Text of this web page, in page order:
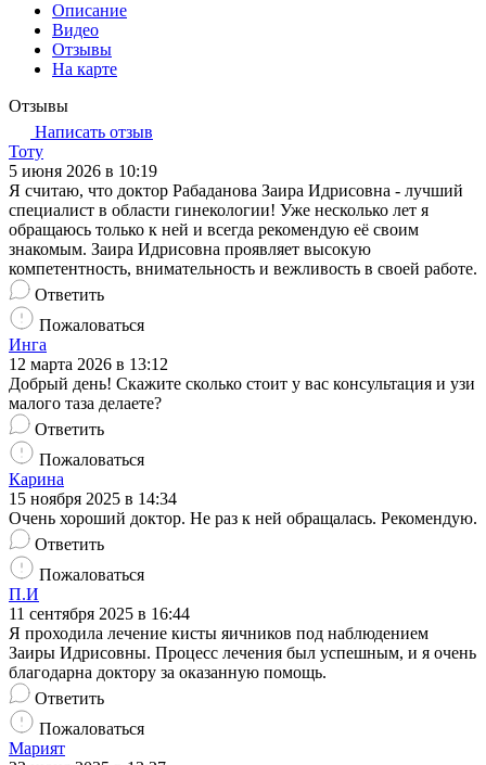
Описание
Видео
Отзывы
На карте
Отзывы
Написать отзыв
Тоту
5 июня 2026 в 10:19
Я считаю, что доктор Рабаданова Заира Идрисовна - лучший
специалист в области гинекологии! Уже несколько лет я
обращаюсь только к ней и всегда рекомендую её своим
знакомым. Заира Идрисовна проявляет высокую
компетентность, внимательность и вежливость в своей работе.
Ответить
Пожаловаться
Инга
12 марта 2026 в 13:12
Добрый день! Скажите сколько стоит у вас консультация и узи
малого таза делаете?
Ответить
Пожаловаться
Карина
15 ноября 2025 в 14:34
Очень хороший доктор. Не раз к ней обращалась. Рекомендую.
Ответить
Пожаловаться
П.И
11 сентября 2025 в 16:44
Я проходила лечение кисты яичников под наблюдением
Заиры Идрисовны. Процесс лечения был успешным, и я очень
благодарна доктору за оказанную помощь.
Ответить
Пожаловаться
Марият